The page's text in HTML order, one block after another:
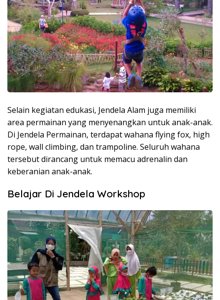
Selain kegiatan edukasi, Jendela Alam juga memiliki
area permainan yang menyenangkan untuk anak-anak.
Di Jendela Permainan, terdapat wahana flying fox, high
rope, wall climbing, dan trampoline. Seluruh wahana
tersebut dirancang untuk memacu adrenalin dan
keberanian anak-anak.
Belajar Di Jendela Workshop